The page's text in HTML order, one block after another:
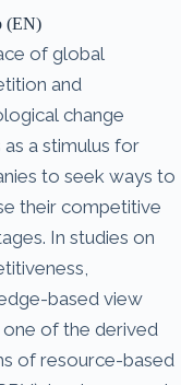
(EN)
of global
and
change
as a stimulus for
to seek ways to
their competitive
In studies on
based view
one of the derived
of resource-based